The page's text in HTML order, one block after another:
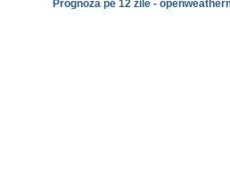
Prognoza pe 12 zile -